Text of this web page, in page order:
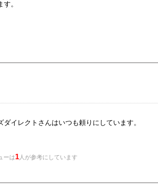
。
イレクトさんはいつも頼りにしています。
ーは1人が参考にしています